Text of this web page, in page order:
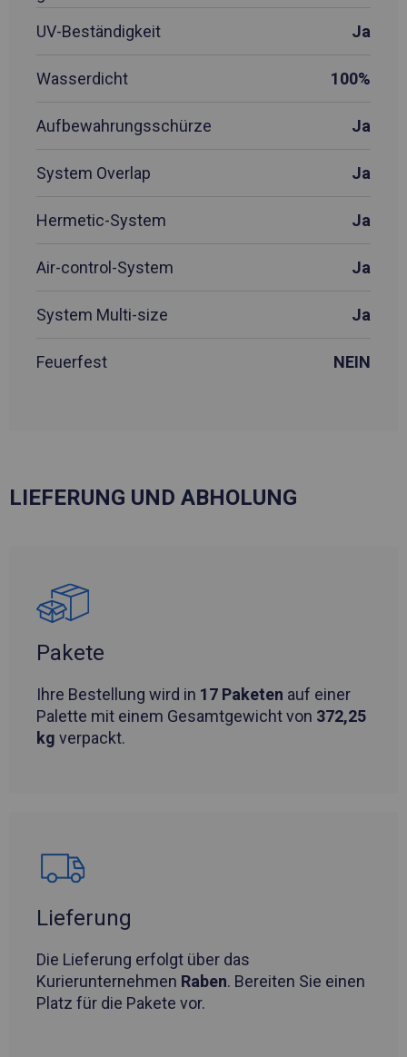
UV-Beständigkeit
Ja
Wasserdicht 100%
Aufbewahrungsschürze Ja
System Overlap Ja
Hermetic-System Ja
Air-control-System Ja
System Multi-size Ja
Feuerfest NEIN
LIEFERUNG UND ABHOLUNG
Pakete
Ihre Bestellung wird in 17 Paketen auf einer
Palette mit einem Gesamtgewicht von 372,25
kg verpackt.
Lieferung
Die Lieferung erfolgt über das
Kurierunternehmen Raben. Bereiten Sie einen
Platz für die Pakete vor.